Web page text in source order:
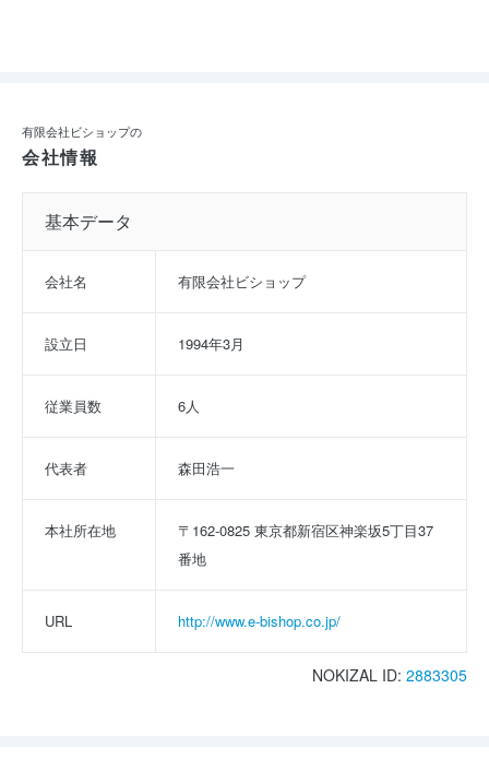
有限会社ビショップの
会社情報
基本データ
会社名 有限会社ビショップ
設立日 1994年3月
従業員数 6人
代表者 森田浩一
本社所在地
〒162-0825 東京都新宿区神楽坂5丁目37
番地
URL http://www.e-bishop.co.jp/
NOKIZAL ID: 2883305